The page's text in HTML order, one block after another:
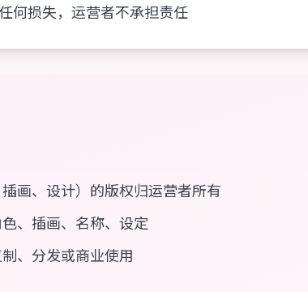
何损失，运营者不承担责任
画、设计）的版权归运营者所有
、插画、名称、设定
、分发或商业使用